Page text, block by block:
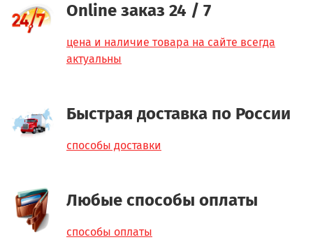
Online заказ 24 / 7
цена и наличие товара на сайте всегда
актуальны
Быстрая доставка по России
способы доставки
Любые способы оплаты
способы оплаты